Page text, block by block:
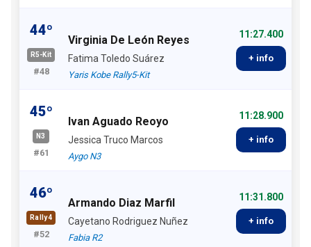
44º
R5-Kit
#48
Virginia De León Reyes
Fatima Toledo Suárez
Yaris Kobe Rally5-Kit
11:27.400
+ info
45º
N3
#61
Ivan Aguado Reoyo
Jessica Truco Marcos
Aygo N3
11:28.900
+ info
46º
Rally4
#52
Armando Diaz Marfil
Cayetano Rodriguez Nuñez
Fabia R2
11:31.800
+ info